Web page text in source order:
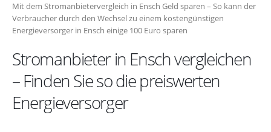
Mit dem Stromanbietervergleich in Ensch Geld sparen – So kann der
Verbraucher durch den Wechsel zu einem kostengünstigen
Energieversorger in Ensch einige 100 Euro sparen
Stromanbieter in Ensch vergleichen
– Finden Sie so die preiswerten
Energieversorger